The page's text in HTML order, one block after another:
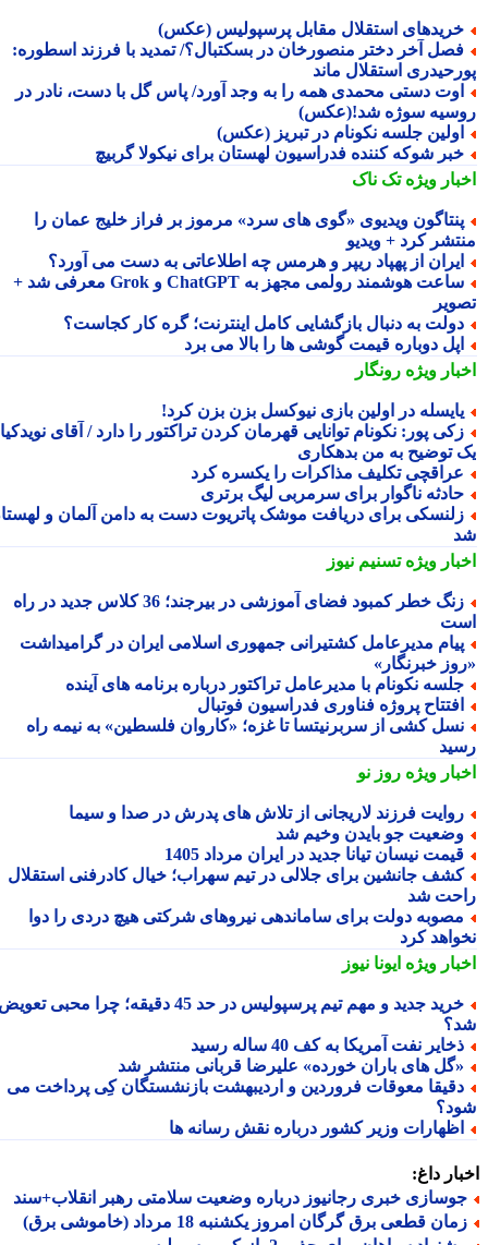
استقلال مقابل پرسپولیس (عکس)
آخر دختر منصورخان در بسکتبال؟/ تمدید با فرزند اسطوره:
استقلال ماند
دستی محمدی همه را به وجد آورد/ پاس گل با دست، نادر در
سوژه شد!(عکس)
جلسه نکونام در تبریز (عکس)
شوکه کننده فدراسیون لهستان برای نیکولا گربیچ
ویژهتک ناک
ویدیوی «گوی های سرد» مرموز بر فراز خلیج عمان را
کرد + ویدیو
از پهپاد ریپر و هرمس چه اطلاعاتی به دست می آورد؟
ساعت هوشمند رولمی مجهز به ChatGPT و Grok معرفی شد +
به دنبال بازگشایی کامل اینترنت؛ گره کار کجاست؟
دوباره قیمت گوشی ها را بالا می برد
ویژهرونگار
در اولین بازی نیوکسل بزن بزن کرد!
پور: نکونام توانایی قهرمان کردن تراکتور را دارد / آقای نویدکیا!
توضیح به من بدهکاری
تکلیف مذاکرات را یکسره کرد
ناگوار برای سرمربی لیگ برتری
برای دریافت موشک پاتریوت دست به دامن آلمان و لهستان
ویژهتسنیم نیوز
زنگ خطر کمبود فضای آموزشی در بیرجند؛ 36 کلاس جدید در راه
مدیرعامل کشتیرانی جمهوری اسلامی ایران در گرامیداشت
خبرنگار»
نکونام با مدیرعامل تراکتور درباره برنامه های آینده
پروژه فناوری فدراسیون فوتبال
کشی از سربرنیتسا تا غزه؛ «کاروان فلسطین» به نیمه راه
ویژهروز نو
فرزند لاریجانی از تلاش های پدرش در صدا و سیما
جو بایدن وخیم شد
نیسان تیانا جدید در ایران مرداد 1405
جانشین برای جلالی در تیم سهراب؛ خیال کادرفنی استقلال
شد
دولت برای ساماندهی نیروهای شرکتی هیچ دردی را دوا
کرد
ویژهایونا نیوز
خرید جدید و مهم تیم پرسپولیس در حد 45 دقیقه؛ چرا محبی تعویض
نفت آمریکا به کف 40 ساله رسید
های باران خورده» علیرضا قربانی منتشر شد
معوقات فروردین و اردیبهشت بازنشستگان کِی پرداخت می
وزیر کشور درباره نقش رسانه ها
داغ:
خبری رجانیوز درباره وضعیت سلامتی رهبر انقلاب+سند
قطعی برق گرگان امروز یکشنبه 18 مرداد (خاموشی برق)